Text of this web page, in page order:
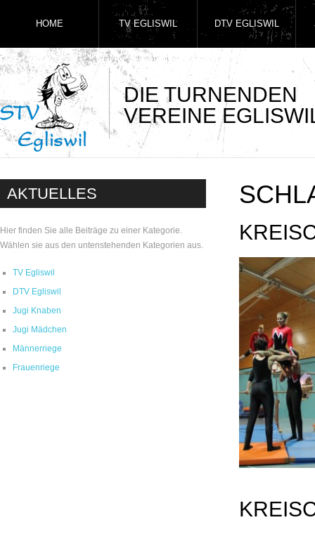
DIE TURNENDEN
VEREINE
HOME TV EGLISWIL DTV EGLISWIL
AKTUELLES
Hier finden Sie alle Beiträge zu einer Kategorie.
Wählen sie aus den untenstehenden Kategorien aus.
TV Egliswil
DTV Egliswil
Jugi Knaben
Jugi Mädchen
Männerriege
Frauenriege